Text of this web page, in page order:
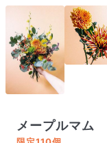
メープルマム